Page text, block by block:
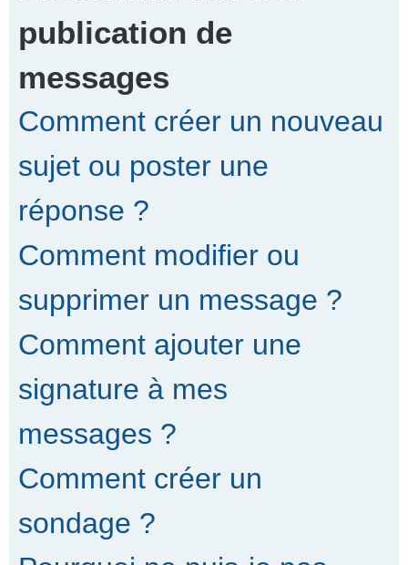
publication de
messages
Comment créer un nouveau
sujet ou poster une
réponse ?
Comment modifier ou
supprimer un message ?
Comment ajouter une
signature à mes
messages ?
Comment créer un
sondage ?